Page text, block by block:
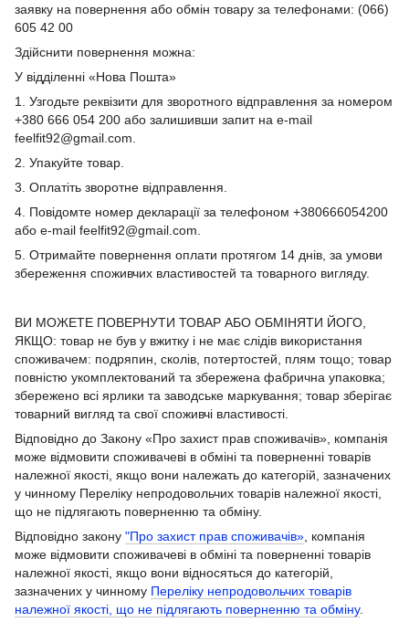
заявку на повернення або обмін товару за телефонами: (066)
605 42 00
Здійснити повернення можна:
У відділенні «Нова Пошта»
1. Узгодьте реквізити для зворотного відправлення за номером
+380 666 054 200 або залишивши запит на e-mail
feelfit92@gmail.com.
2. Упакуйте товар.
3. Оплатіть зворотне відправлення.
4. Повідомте номер декларації за телефоном +380666054200
або e-mail feelfit92@gmail.com.
5. Отримайте повернення оплати протягом 14 днів, за умови
збереження споживчих властивостей та товарного вигляду.
ВИ МОЖЕТЕ ПОВЕРНУТИ ТОВАР АБО ОБМІНЯТИ ЙОГО,
ЯКЩО: товар не був у вжитку і не має слідів використання
споживачем: подряпин, сколів, потертостей, плям тощо; товар
повністю укомплектований та збережена фабрична упаковка;
збережено всі ярлики та заводське маркування; товар зберігає
товарний вигляд та свої споживчі властивості.
Відповідно до Закону «Про захист прав споживачів», компанія
може відмовити споживачеві в обміні та поверненні товарів
належної якості, якщо вони належать до категорій, зазначених
у чинному Переліку непродовольчих товарів належної якості,
що не підлягають поверненню та обміну.
Відповідно закону "Про захист прав споживачів» , компанія
може відмовити споживачеві в обміні та поверненні товарів
належної якості, якщо вони відносяться до категорій,
зазначених у чинному Переліку непродовольчих товарів
належної якості, що не підлягають поверненню та обміну.